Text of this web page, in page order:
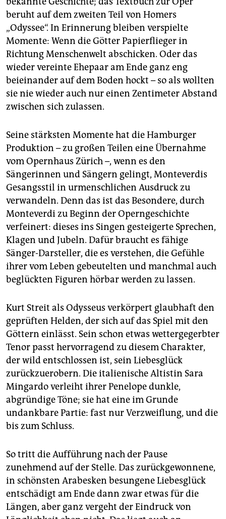
beruht auf dem zweiten Teil von Homers
„Odyssee“. In Erinnerung bleiben verspielte
Momente: Wenn die Götter Papierflieger in
Richtung Menschenwelt abschicken. Oder das
wieder vereinte Ehepaar am Ende ganz eng
beieinander auf dem Boden hockt – so als wollten
sie nie wieder auch nur einen Zentimeter Abstand
zwischen sich zulassen.
Seine stärksten Momente hat die Hamburger
Produktion – zu großen Teilen eine Übernahme
vom Opernhaus Zürich –, wenn es den
Sängerinnen und Sängern gelingt, Monteverdis
Gesangsstil in urmenschlichen Ausdruck zu
verwandeln. Denn das ist das Besondere, durch
Monteverdi zu Beginn der Operngeschichte
verfeinert: dieses ins Singen gesteigerte Sprechen,
Klagen und Jubeln. Dafür braucht es fähige
Sänger-Darsteller, die es verstehen, die Gefühle
ihrer vom Leben gebeutelten und manchmal auch
beglückten Figuren hörbar werden zu lassen.
Kurt Streit als Odysseus verkörpert glaubhaft den
geprüften Helden, der sich auf das Spiel mit den
Göttern einlässt. Sein schon etwas wettergegerbter
Tenor passt hervorragend zu diesem Charakter,
der wild entschlossen ist, sein Liebesglück
zurückzuerobern. Die italienische Altistin Sara
Mingardo verleiht ihrer Penelope dunkle,
abgründige Töne; sie hat eine im Grunde
undankbare Partie: fast nur Verzweiflung, und die
bis zum Schluss.
So tritt die Aufführung nach der Pause
zunehmend auf der Stelle. Das zurückgewonnene,
in schönsten Arabesken besungene Liebesglück
entschädigt am Ende dann zwar etwas für die
Längen, aber ganz vergeht der Eindruck von